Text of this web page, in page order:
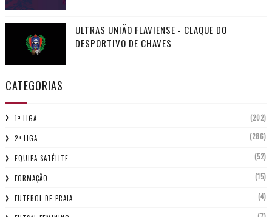
ULTRAS UNIÃO FLAVIENSE - CLAQUE DO
DESPORTIVO DE CHAVES
CATEGORIAS
1ª LIGA (202)
2ª LIGA (286)
EQUIPA SATÉLITE (52)
FORMAÇÃO (15)
FUTEBOL DE PRAIA (4)